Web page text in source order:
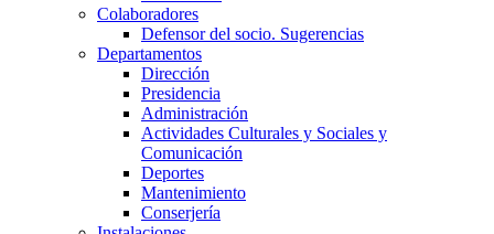
Colaboradores
Defensor del socio. Sugerencias
Departamentos
Dirección
Presidencia
Administración
Actividades Culturales y Sociales y
Comunicación
Deportes
Mantenimiento
Conserjería